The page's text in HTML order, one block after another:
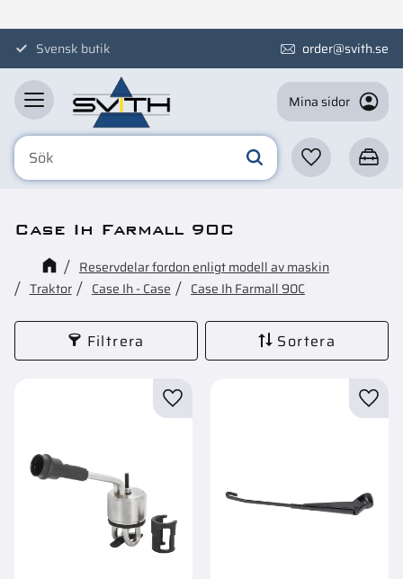
MenySvensk butik order@svith.se
Mina sidor
Favoriter
Case Ih Farmall 90C
Reservdelar fordon enligt modell av maskin
Traktor
Case Ih - Case Case Ih Farmall 90C
Filtrera Sortera
Lägg till i favoriter